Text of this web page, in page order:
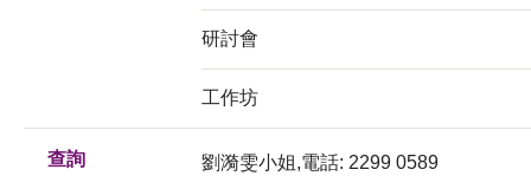
研討會
工作坊
查詢 劉漪雯小姐,電話: 2299 0589